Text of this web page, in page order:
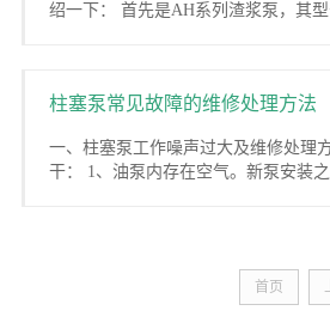
绍一下： 首先是AH系列渣浆泵，其
柱塞泵常见故障的维修处理方法
一、柱塞泵工作噪声过大及维修处理
干： 1、油泵内存在空气。新泵安装
首页